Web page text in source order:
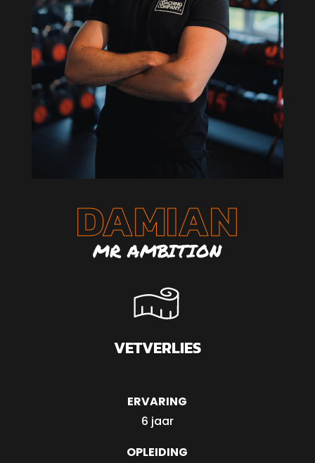
DAMIAN
MR AMBITION
VETVERLIES
ERVARING
6 jaar
OPLEIDING